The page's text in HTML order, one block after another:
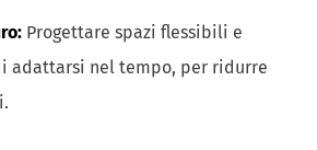
Progettare spazi flessibili e
adattarsi nel tempo, per ridurre